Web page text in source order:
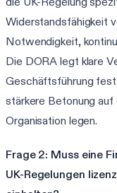
Widerstandsfähigkeit
Notwendigkeit,
Die DORA legt klare
Geschäftsführung
stärkere Betonung auf
Organisation legen.
Frage 2: Muss eine
UK-Regelungen